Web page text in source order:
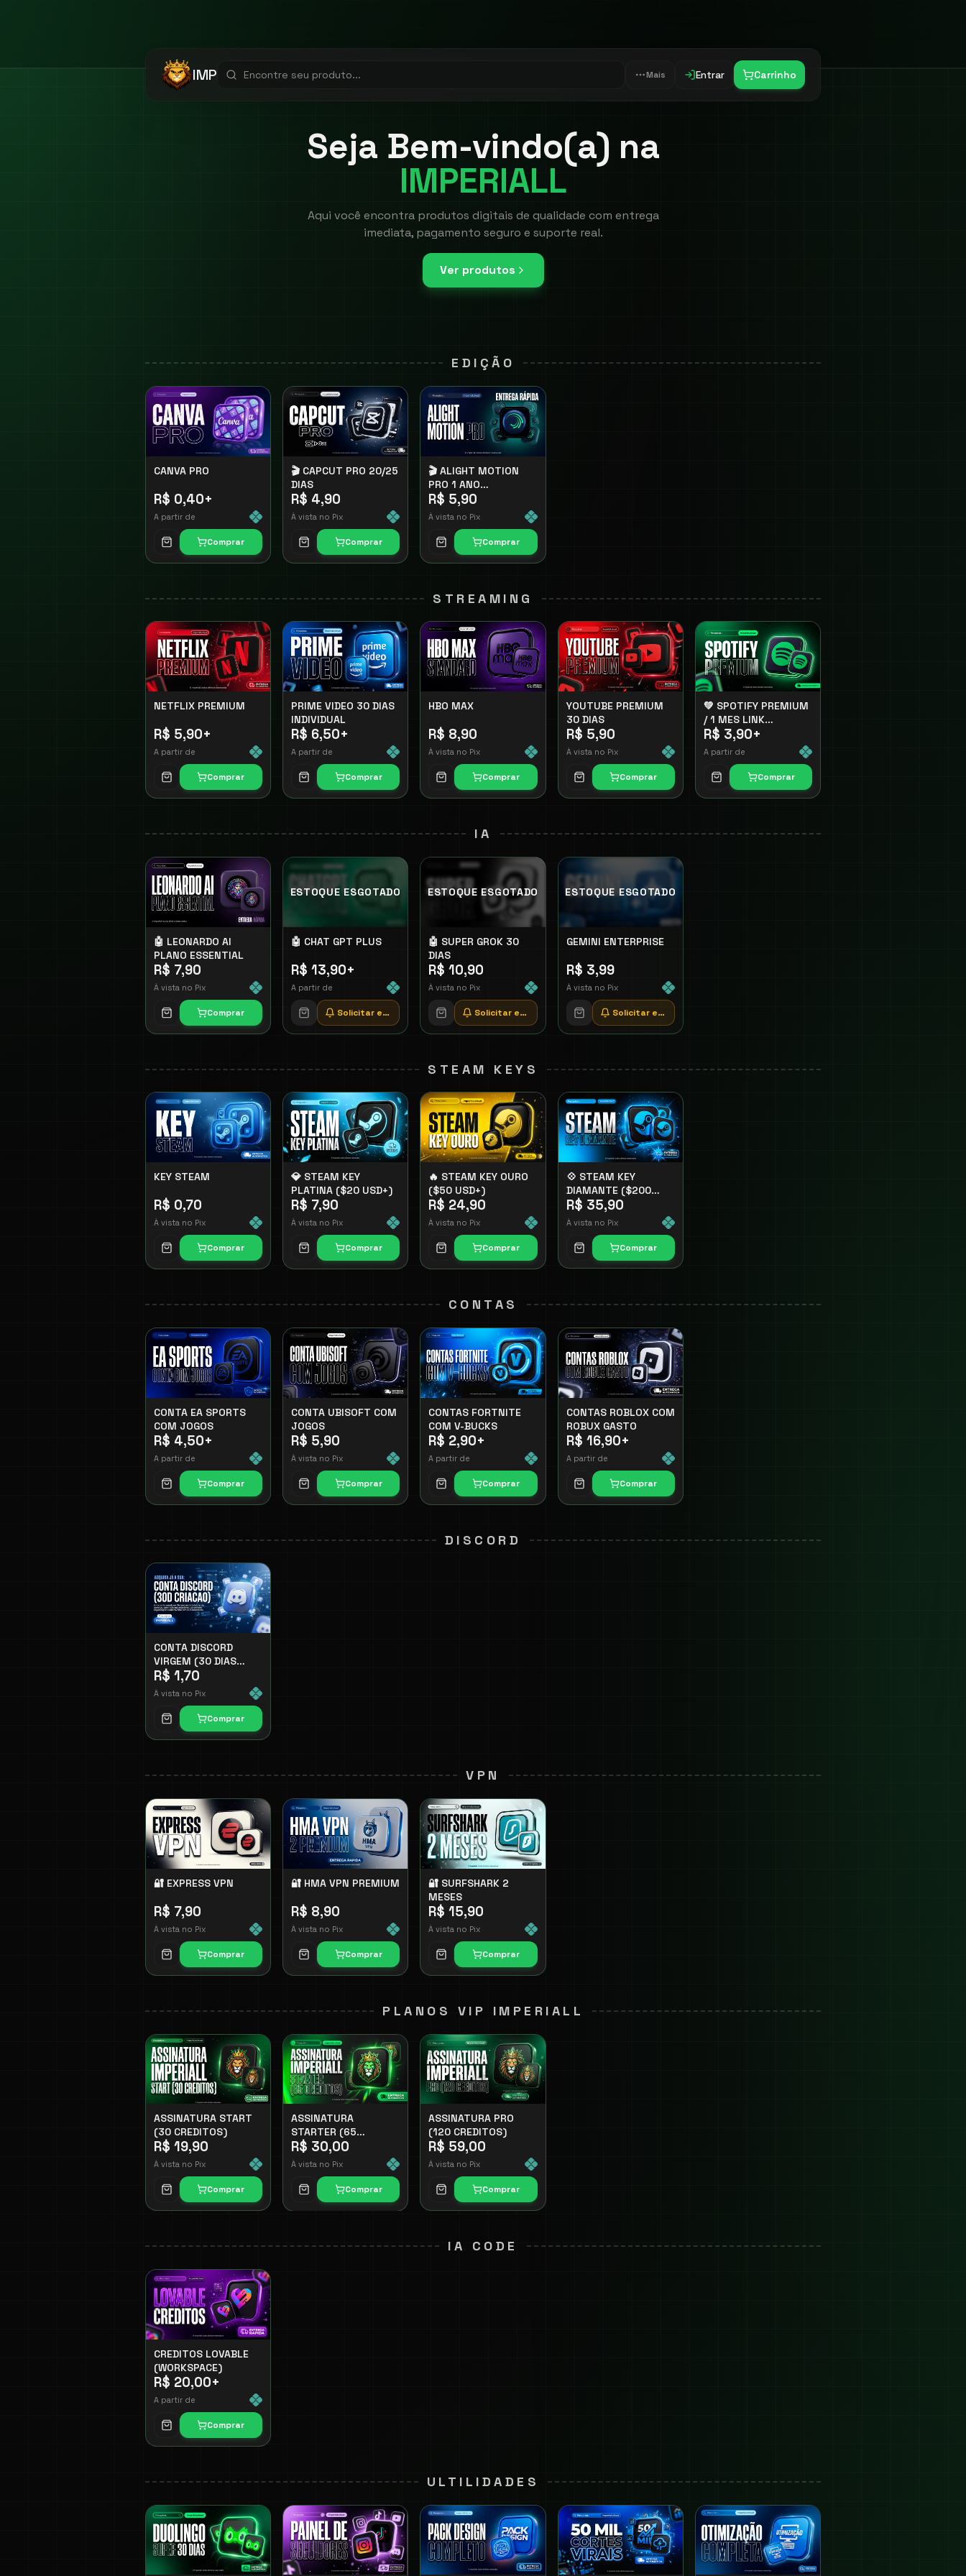
IMP Mais Entrar Carrinho
Seja Bem-vindo(a) na
IMPERIALL
Aqui você encontra produtos digitais de qualidade com entrega
imediata, pagamento seguro e suporte real.
Ver produtos
EDIÇÃO
CANVA PRO
R$ 0,40+
A partir de
Comprar
🎬 CAPCUT PRO 20/25
DIAS
R$ 4,90
À vista no Pix
Comprar
🎬 ALIGHT MOTION
PRO 1 ANO
(INDIVIDUAL)
R$ 5,90
À vista no Pix
Comprar
STREAMING
NETFLIX PREMIUM
R$ 5,90+
A partir de
Comprar
PRIME VIDEO 30 DIAS
INDIVIDUAL
R$ 6,50+
A partir de
Comprar
HBO MAX
R$ 8,90
À vista no Pix
Comprar
YOUTUBE PREMIUM
30 DIAS
R$ 5,90
À vista no Pix
Comprar
💚 SPOTIFY PREMIUM
/ 1 MES LINK
PROMICIONAL
R$ 3,90+
A partir de
Comprar
IA
🤖 LEONARDO AI
PLANO ESSENTIAL
R$ 7,90
À vista no Pix
Comprar
ESTOQUE ESGOTADO
🤖 CHAT GPT PLUS
R$ 13,90+
A partir de
Solicitar estoque
ESTOQUE ESGOTADO
🤖 SUPER GROK 30
DIAS
R$ 10,90
À vista no Pix
Solicitar estoque
ESTOQUE ESGOTADO
GEMINI ENTERPRISE
R$ 3,99
À vista no Pix
Solicitar estoque
STEAM KEYS
KEY STEAM
R$ 0,70
À vista no Pix
Comprar
💎 STEAM KEY
PLATINA ($20 USD+)
R$ 7,90
À vista no Pix
Comprar
🔥 STEAM KEY OURO
($50 USD+)
R$ 24,90
À vista no Pix
Comprar
💠 STEAM KEY
DIAMANTE ($200
USD+)
R$ 35,90
À vista no Pix
Comprar
CONTAS
CONTA EA SPORTS
COM JOGOS
R$ 4,50+
A partir de
Comprar
CONTA UBISOFT COM
JOGOS
R$ 5,90
À vista no Pix
Comprar
CONTAS FORTNITE
COM V-BUCKS
R$ 2,90+
A partir de
Comprar
CONTAS ROBLOX COM
ROBUX GASTO
R$ 16,90+
A partir de
Comprar
DISCORD
CONTA DISCORD
VIRGEM (30 DIAS
CRIADO)
R$ 1,70
À vista no Pix
Comprar
VPN
🔐 EXPRESS VPN
R$ 7,90
À vista no Pix
Comprar
🔐 HMA VPN PREMIUM
R$ 8,90
À vista no Pix
Comprar
🔐 SURFSHARK 2
MESES
R$ 15,90
À vista no Pix
Comprar
PLANOS VIP IMPERIALL
ASSINATURA START
(30 CREDITOS)
R$ 19,90
À vista no Pix
Comprar
ASSINATURA
STARTER (65
CREDITOS)
R$ 30,00
À vista no Pix
Comprar
ASSINATURA PRO
(120 CREDITOS)
R$ 59,00
À vista no Pix
Comprar
IA CODE
CREDITOS LOVABLE
(WORKSPACE)
R$ 20,00+
A partir de
Comprar
ULTILIDADES